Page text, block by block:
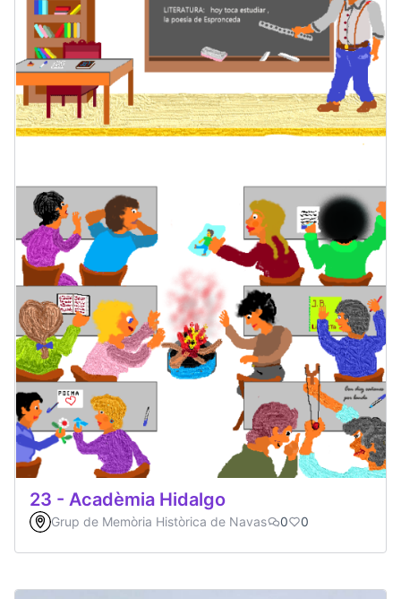
23 - Acadèmia Hidalgo
Grup de Memòria Històrica de Navas 0 0